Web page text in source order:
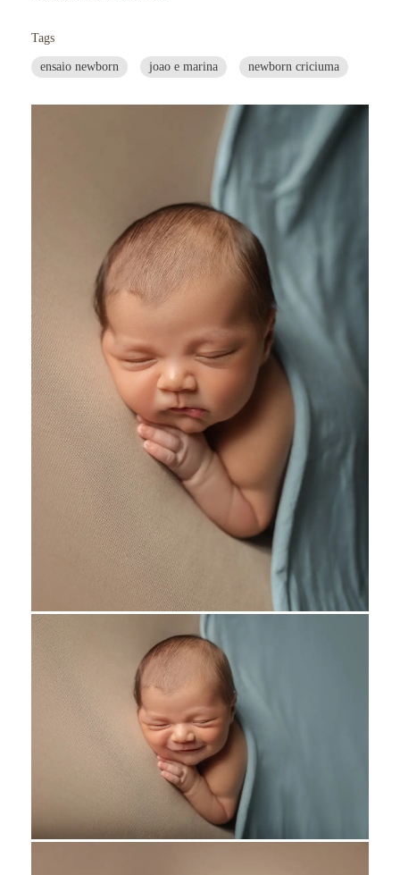
Tags
ensaio newborn joao e marina newborn criciuma